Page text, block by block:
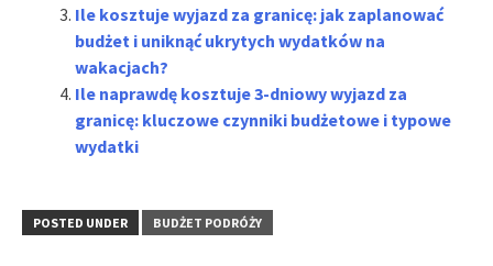
Ile kosztuje wyjazd za granicę: jak zaplanować
budżet i uniknąć ukrytych wydatków na
wakacjach?
Ile naprawdę kosztuje 3-dniowy wyjazd za
granicę: kluczowe czynniki budżetowe i typowe
wydatki
POSTED UNDER BUDŻET PODRÓŻY